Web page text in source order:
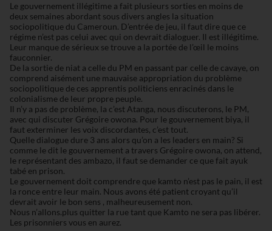
Le gouvernement illégitime a fait plusieurs sorties en moins de
deux semaines abordant sous divers angles la situation
sociopolitique du Cameroun. D’entrée de jeu, il faut dire que ce
régime n’est pas celui avec qui on devrait dialoguer. Il est illégitime.
Leur manque de sérieux se trouve a la portée de l’œil le moins
fauconnier.
De la sortie de niat a celle du PM en passant par celle de cavaye, on
comprend aisément une mauvaise appropriation du problème
sociopolitique de ces apprentis politiciens enracinés dans le
colonialisme de leur propre peuple.
Il n’y a pas de problème, la c’est Atanga, nous discuterons, le PM,
avec qui discuter Grégoire owona. Pour le gouvernement biya, il
faut exterminer les voix discordantes, c’est tout.
Quelle dialogue dure 3 ans alors qu’on a les leaders en main? Si
comme le dit le gouvernement a travers Grégoire owona, on attend,
le représentant des ambazo, il faut se demander ce que fait ayuk
tabé en prison.
Le gouvernement doit comprendre que kamto n’est pas le pain, il est
la ronce entre leur main. Nous avons été patient croyant qu’il
devrait avoir le bon sens , malheureusement non.
Nous n’allons.plus quitter la rue tant que Kamto ne sera pas libérer.
Les prisonniers vous en aurez.